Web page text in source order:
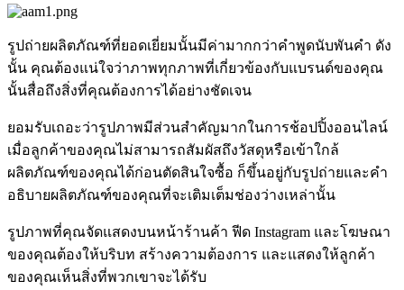
รูปถ่ายผลิตภัณฑ์ที่ยอดเยี่ยมนั้นมีค่ามากกว่าคำพูดนับพันคำ ดัง
นั้น คุณต้องแน่ใจว่าภาพทุกภาพที่เกี่ยวข้องกับแบรนด์ของคุณ
นั้นสื่อถึงสิ่งที่คุณต้องการได้อย่างชัดเจน
ยอมรับเถอะว่ารูปภาพมีส่วนสำคัญมากในการช้อปปิ้งออนไลน์
เมื่อลูกค้าของคุณไม่สามารถสัมผัสถึงวัสดุหรือเข้าใกล้
ผลิตภัณฑ์ของคุณได้ก่อนตัดสินใจซื้อ ก็ขึ้นอยู่กับรูปถ่ายและคำ
อธิบายผลิตภัณฑ์ของคุณที่จะเติมเต็มช่องว่างเหล่านั้น
รูปภาพที่คุณจัดแสดงบนหน้าร้านค้า ฟีด Instagram และโฆษณา
ของคุณต้องให้บริบท สร้างความต้องการ และแสดงให้ลูกค้า
ของคุณเห็นสิ่งที่พวกเขาจะได้รับ